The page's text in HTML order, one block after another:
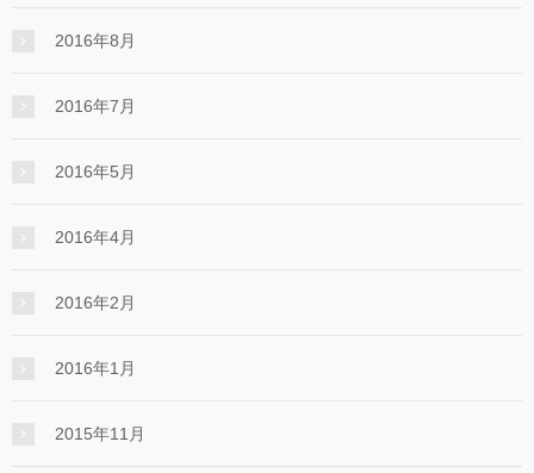
2016年8月
2016年7月
2016年5月
2016年4月
2016年2月
2016年1月
2015年11月